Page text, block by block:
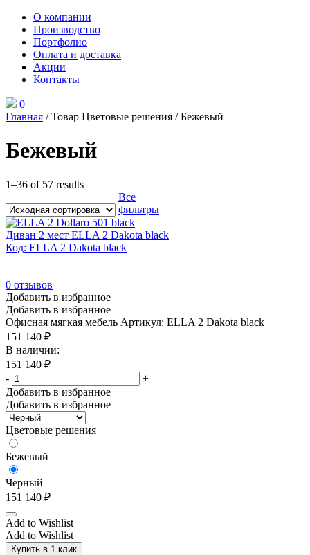
О компании
Производство
Портфолио
Оплата и доставка
Акции
Контакты
0
Главная / Товар Цветовые решения / Бежевый
Бежевый
В продаже(0)
Белый
Графит(0)
Хром (0)
Черный
Комбинированный цвет
Да(0)
Нет(0)
Материал столешницы
Бук
ДСП(13)
Дуб(0)
1–36 of 57 results
Все
фильтры
Диван 2 мест ELLA 2 Dakota black
Код: ELLA 2 Dakota black
0 отзывов
Добавить в избранное
Добавить в избранное
Офисная мягкая мебель Артикул: ELLA 2 Dakota black
151 140 ₽
В наличии:
151 140 ₽
-
+
Добавить в избранное
Добавить в избранное
Цветовые решения
Бежевый
Черный
151 140 ₽
Add to Wishlist
Add to Wishlist
Купить в 1 клик